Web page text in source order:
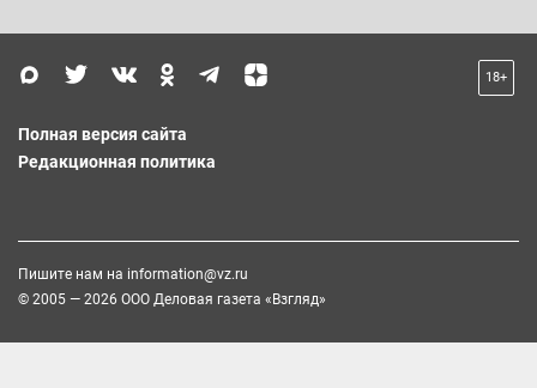
18+
Полная версия сайта
Редакционная политика
Пишите нам на information@vz.ru
© 2005 — 2026 ООО Деловая газета «Взгляд»